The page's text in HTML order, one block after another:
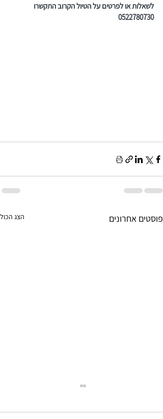
לשאלות או לפרטים על הטיול הקרוב התקשרו
0522780730
פוסטים אחרונים הצג הכול